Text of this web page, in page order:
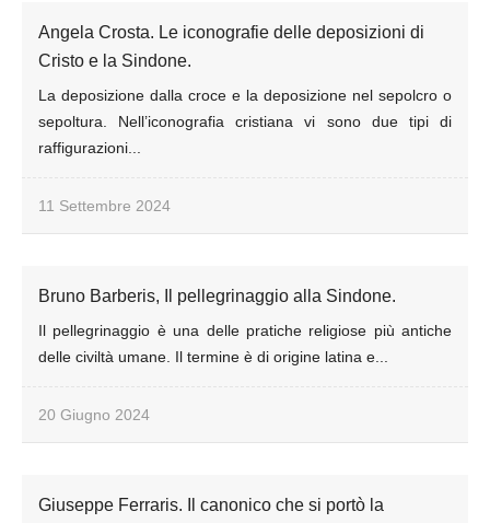
Angela Crosta. Le iconografie delle deposizioni di
Cristo e la Sindone.
La deposizione dalla croce e la deposizione nel sepolcro o
sepoltura. Nell’iconografia cristiana vi sono due tipi di
raffigurazioni...
11 Settembre 2024
Bruno Barberis, Il pellegrinaggio alla Sindone.
Il pellegrinaggio è una delle pratiche religiose più antiche
delle civiltà umane. Il termine è di origine latina e...
20 Giugno 2024
Giuseppe Ferraris. Il canonico che si portò la